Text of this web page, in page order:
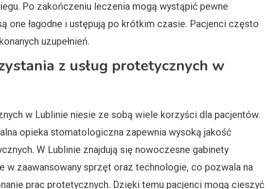
Po zakończeniu leczenia mogą wystąpić pewne
one łagodne i ustępują po krótkim czasie. Pacjenci często
uzupełnień.
z usług protetycznych w
w Lublinie niesie ze sobą wiele korzyści dla pacjentów.
opieka stomatologiczna zapewnia wysoką jakość
W Lublinie znajdują się nowoczesne gabinety
w zaawansowany sprzęt oraz technologie, co pozwala na
prac protetycznych. Dzięki temu pacjenci mogą cieszyć